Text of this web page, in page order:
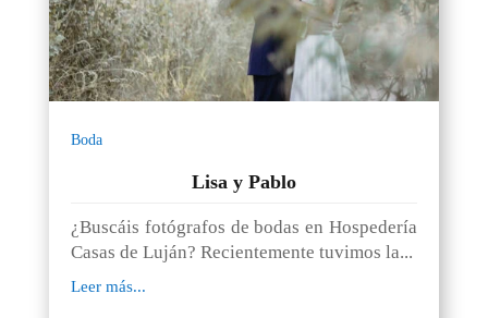
Boda
Lisa y Pablo
¿Buscáis fotógrafos de bodas en Hospedería
Casas de Luján? Recientemente tuvimos la...
Leer más...